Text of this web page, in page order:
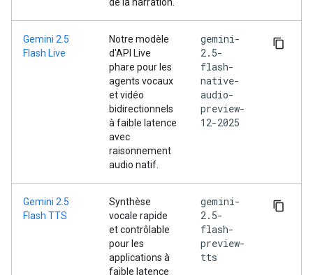
Gemini 2.5
Flash Live
Notre modèle
d'API Live
phare pour les
agents vocaux
et vidéo
bidirectionnels
à faible latence
avec
raisonnement
audio natif.
gemini-
2.5-
flash-
native-
audio-
preview-
12-2025
Gemini 2.5
Flash TTS
Synthèse
vocale rapide
et contrôlable
pour les
applications à
faible latence
gemini-
2.5-
flash-
preview-
tts